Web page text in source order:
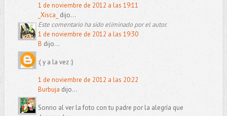
1 de noviembre de 2012 a las 19:11
_Xisca_ dijo...
Este comentario ha sido eliminado por el autor.
1 de noviembre de 2012 a las 19:30
B dijo...
:( y a la vez :)
1 de noviembre de 2012 a las 20:22
Burbuja dijo...
Sonrio al ver la foto con tu padre por la alegría que